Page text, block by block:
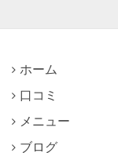
ホーム
口コミ
メニュー
ブログ